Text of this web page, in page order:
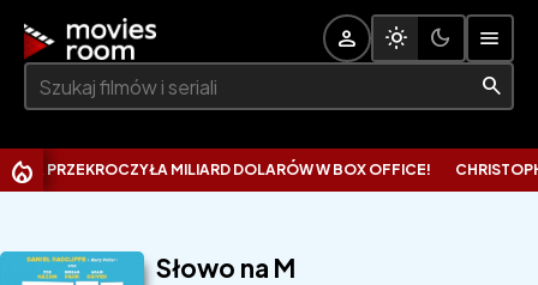
Szukaj:
PRZEKROCZYŁA MILIARD DOLARÓW W BOX OFFICE! CHRISTOPHER
Słowo na M